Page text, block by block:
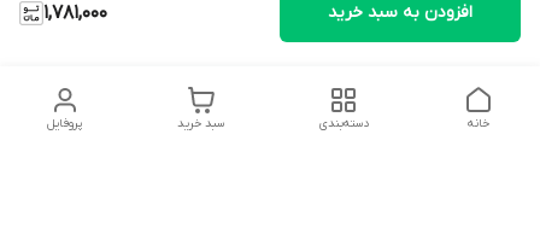
1,781,000 افزودن به سبد خرید
پروفایل سبد خرید دسته‌بندی خانه